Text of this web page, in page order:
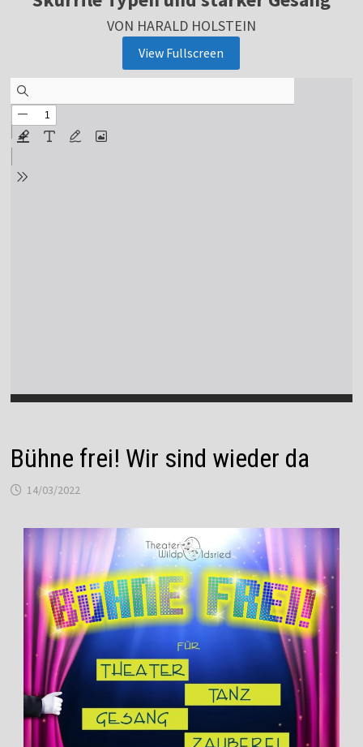
VON HARALD HOLSTEIN
View Fullscreen
Bühne frei! Wir sind wieder da
14/03/2022